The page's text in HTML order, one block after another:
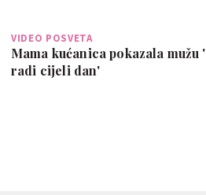
VIDEO POSVETA
Mama kućanica pokazala mužu
radi cijeli dan'